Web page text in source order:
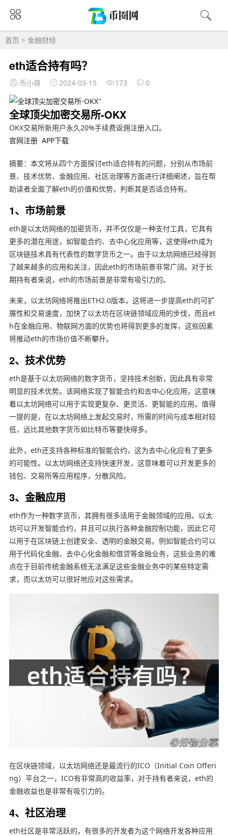
首页 > 金融财经
eth适合持有吗？
币小哥 2024-03-15 173 0
全球顶尖加密交易所-OKX
OKX交易所新用户永久20%手续费返佣注册入口。
官网注册 APP下载
摘要：本文将从四个方面探讨eth适合持有的问题，分别从市场前
景、技术优势、金融应用、社区治理等方面进行详细阐述，旨在帮
助读者全面了解eth的价值和优势，判断其是否适合持有。
1、市场前景
eth是以太坊网络的加密货币，并不仅仅是一种支付工具，它具有
更多的潜在用途，如智能合约、去中心化应用等，这使得eth成为
区块链技术具有代表性的数字货币之一。由于以太坊网络已经得到
了越来越多的应用和关注，因此eth的市场前景非常广阔。对于长
期持有者来说，eth的市场前景是非常有吸引力的。
未来，以太坊网络将推出ETH2.0版本，这将进一步提高eth的可扩
展性和交易速度，加快了以太坊在区块链领域应用的步伐，而且et
h在金融应用、物联网方面的优势也将得到更多的发挥，这些因素
将推动eth的市场价值不断攀升。
2、技术优势
eth是基于以太坊网络的数字货币，坚持技术创新，因此具有非常
明显的技术优势。该网络实现了智能合约和去中心化应用，这意味
着以太坊网络可以用于实现更复杂、更灵活、更智能的应用。值得
一提的是，在以太坊网络上发起交易时，所需的时间与成本相对较
低，远比其他数字货币如比特币等要快得多。
此外，eth还支持各种标准的智能合约，这为去中心化应有了更多
的可能性。以太坊网络还支持快速开发，这意味着可以开发更多的
钱包、交易所等应用程序，分散风险。
3、金融应用
eth作为一种数字货币，其拥有很多适用于金融领域的应用。以太
坊可以开发智能合约，并且可以执行各种金融控制功能，因此它可
以用于在区块链上创建安全、透明的金融交易。例如智能合约可以
用于代码化金融、去中心化金融和借贷等金融业务，这些业务的难
点在于目前传统金融系统无法满足这些金融业务中的某些特定需
求，而以太坊可以很好地应对这些需求。
在区块链领域，以太坊网络还是最流行的ICO（Initial Coin Offeri
ng）平台之一，ICO有非常高的收益率，对于持有者来说，eth的
金融收益也是非常有吸引力的。
4、社区治理
eth社区是非常活跃的，有很多的开发者为这个网络开发各种应用